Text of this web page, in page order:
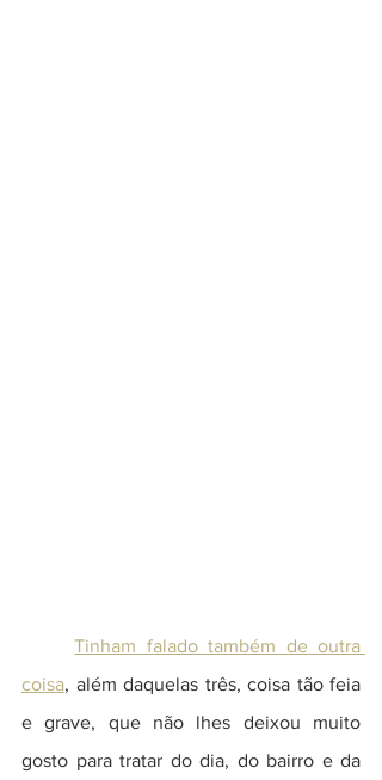
Tinham falado também de outra
coisa, além daquelas três, coisa tão feia
e grave, que não lhes deixou muito
gosto para tratar do dia, do bairro e da